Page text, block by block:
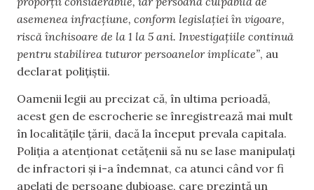
asemenea infracțiune, conform legislației în vigoare,
riscă închisoare de la 1 la 5 ani. Investigațiile continuă
pentru stabilirea tuturor persoanelor implicate”, au
declarat polițiștii.
Oamenii legii au precizat că, în ultima perioadă,
acest gen de escrocherie se înregistrează mai mult
în localitățile țării, dacă la început prevala capitala.
Poliția a atenționat cetățenii să nu se lase manipulați
de infractori și i-a îndemnat, ca atunci când vor fi
apelați de persoane dubioase, care prezintă un